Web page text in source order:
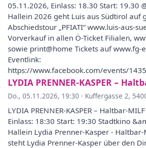
05.11.2026, Einlass: 18.30 Start: 19.30
Hallein 2026 geht Luis aus Südtirol auf
Abschiedstour „PFIATI“ www.luis-aus-
Vorverkauf in allen Ö-Ticket Filialen,
sowie print@home Tickets auf www.fg-
Eventlink:
https://www.facebook.com/events/
LYDIA PRENNER-KASPER –
Do., 05.11.2026, 19:30 · Kuffergasse 2,
LYDIA PRENNER-KASPER – Haltbar-
Einlass: 18:30 Start: 19:30 Stadtkino
Hallein Lydia Prenner-Kasper -
steht Lydia Prenner-Kasper über den